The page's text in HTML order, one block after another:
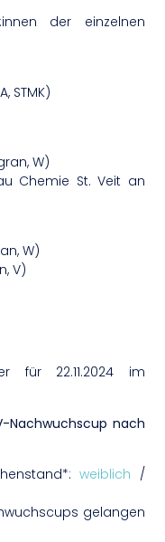
der einzelnen
STMK)
W)
Chemie St. Veit an
W)
V)
für 22.11.2024 im
Nachwuchscup nach
weiblich /
gelangen